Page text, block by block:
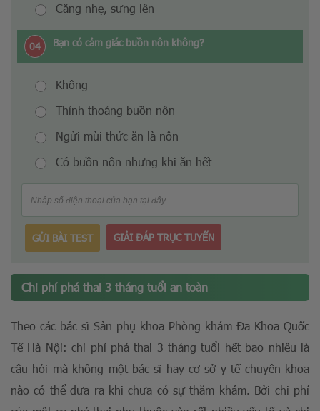
Căng nhẹ, sưng lên
04 Bạn có cảm giác buồn nôn không?
Không
Thỉnh thoảng buồn nôn
Ngửi mùi thức ăn là nôn
Có buồn nôn nhưng khi ăn hết
GỬI BÀI TEST GIẢI ĐÁP TRỤC TUYẾN
Chi phí phá thai 3 tháng tuổi an toàn
Theo các bác sĩ Sản phụ khoa Phòng khám Đa Khoa Quốc
Tế Hà Nội: chi phí phá thai 3 tháng tuổi hết bao nhiêu là
câu hỏi mà không một bác sĩ hay cơ sở y tế chuyên khoa
nào có thể đưa ra khi chưa có sự thăm khám. Bởi chi phí